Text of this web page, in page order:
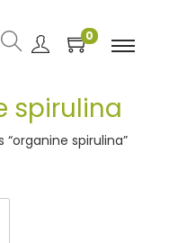
0
spirulina
spirulina”